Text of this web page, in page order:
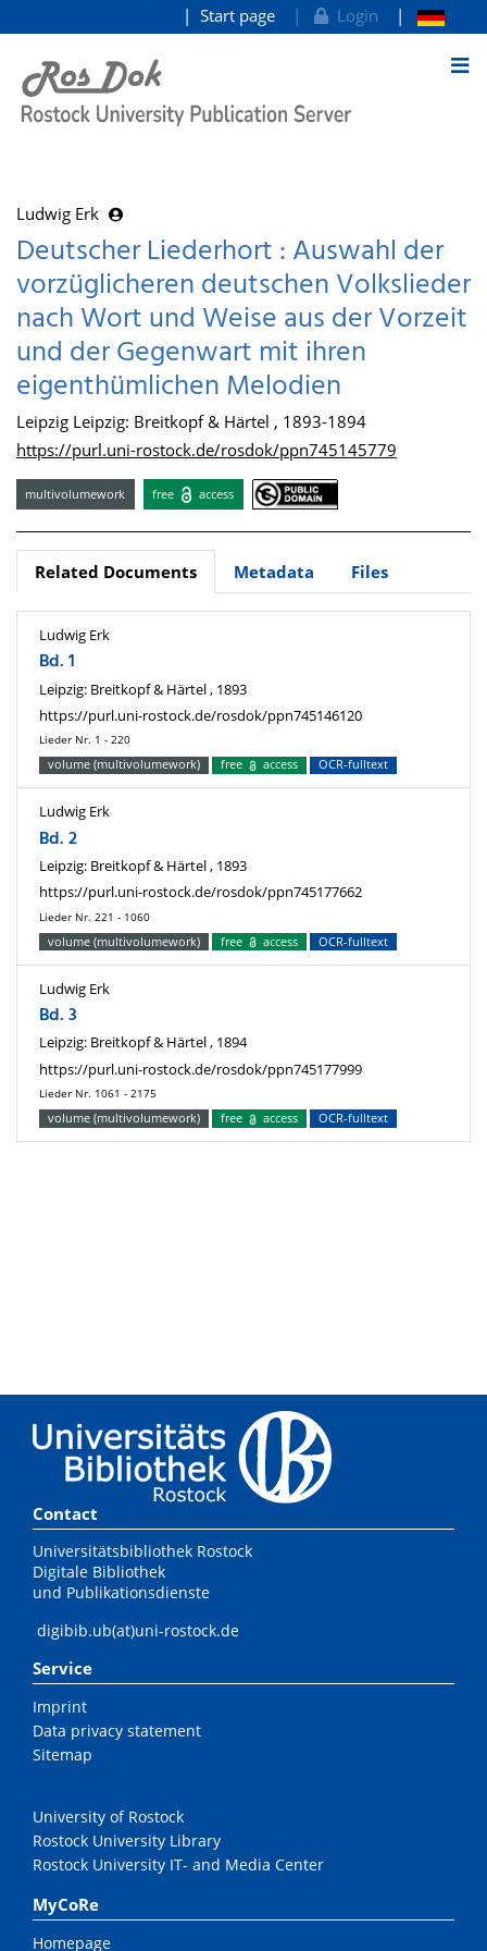
goto contents
Start page Login
Ludwig Erk
Deutscher Liederhort : Auswahl der
vorzüglicheren deutschen Volkslieder
nach Wort und Weise aus der Vorzeit
und der Gegenwart mit ihren
eigenthümlichen Melodien
Leipzig Leipzig: Breitkopf & Härtel , 1893-1894
https://purl.uni-rostock.de/rosdok/ppn745145779
multivolumework free access
Related Documents Metadata Files
Ludwig Erk
Bd. 1
Leipzig: Breitkopf & Härtel , 1893
https://purl.uni-rostock.de/rosdok/ppn745146120
Lieder Nr. 1 - 220
volume (multivolumework) free access OCR-fulltext
Ludwig Erk
Bd. 2
Leipzig: Breitkopf & Härtel , 1893
https://purl.uni-rostock.de/rosdok/ppn745177662
Lieder Nr. 221 - 1060
volume (multivolumework) free access OCR-fulltext
Ludwig Erk
Bd. 3
Leipzig: Breitkopf & Härtel , 1894
https://purl.uni-rostock.de/rosdok/ppn745177999
Lieder Nr. 1061 - 2175
volume (multivolumework) free access OCR-fulltext
Contact
Universitätsbibliothek Rostock
Digitale Bibliothek
und Publikationsdienste
digibib.ub(at)uni-rostock.de
Service
Imprint
Data privacy statement
Sitemap
University of Rostock
Rostock University Library
Rostock University IT- and Media Center
MyCoRe
Homepage